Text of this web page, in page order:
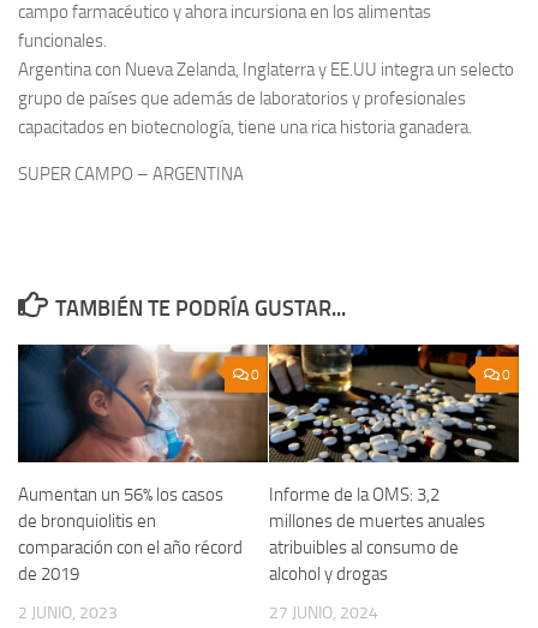
campo farmacéutico y ahora incursiona en los alimentas
funcionales.
Argentina con Nueva Zelanda, Inglaterra y EE.UU integra un selecto
grupo de países que además de laboratorios y profesionales
capacitados en biotecnología, tiene una rica historia ganadera.
SUPER CAMPO – ARGENTINA
TAMBIÉN TE PODRÍA GUSTAR...
0
Aumentan un 56% los casos
de bronquiolitis en
comparación con el año récord
de 2019
2 JUNIO, 2023
0
Informe de la OMS: 3,2
millones de muertes anuales
atribuibles al consumo de
alcohol y drogas
27 JUNIO, 2024